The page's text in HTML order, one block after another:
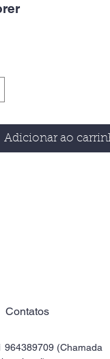
Adicionar ao
Contatos
964389709 (Chamada